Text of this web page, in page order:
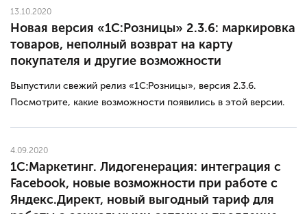
13.10.2020
Новая версия «1С:Розницы» 2.3.6: маркировка
товаров, неполный возврат на карту
покупателя и другие возможности
Выпустили свежий релиз «1С:Розницы», версия 2.3.6.
Посмотрите, какие возможности появились в этой версии.
4.09.2020
1С:Маркетинг. Лидогенерация: интеграция с
Facebook, новые возможности при работе с
Яндекс.Директ, новый выгодный тариф для